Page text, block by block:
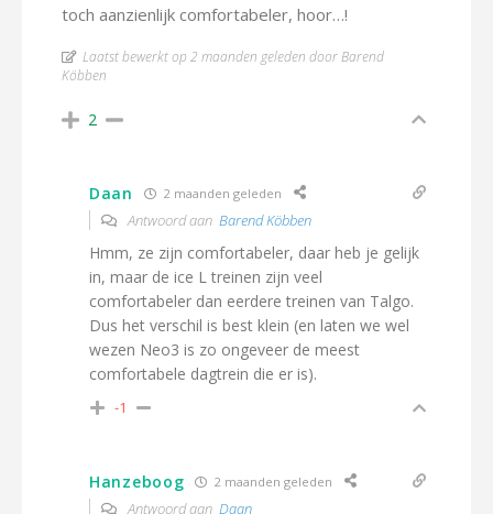
toch aanzienlijk comfortabeler, hoor…!
Laatst bewerkt op 2 maanden geleden door Barend
Köbben
2
Daan 2 maanden geleden
Antwoord aan Barend Köbben
Hmm, ze zijn comfortabeler, daar heb je gelijk
in, maar de ice L treinen zijn veel
comfortabeler dan eerdere treinen van Talgo.
Dus het verschil is best klein (en laten we wel
wezen Neo3 is zo ongeveer de meest
comfortabele dagtrein die er is).
-1
Hanzeboog 2 maanden geleden
Antwoord aan Daan